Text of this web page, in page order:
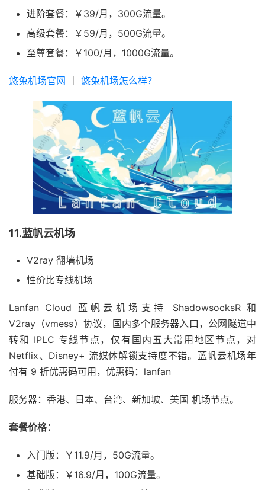
进阶套餐：￥39/月，300G流量。
高级套餐：￥59/月，500G流量。
至尊套餐：￥100/月，1000G流量。
悠兔机场官网 悠兔机场怎么样？
11.蓝帆云机场
V2ray 翻墙机场
性价比专线机场
Lanfan Cloud 蓝帆云机场支持 ShadowsocksR 和
V2ray（vmess）协议，国内多个服务器入口，公网隧道中
转和 IPLC 专线节点，仅有国内五大常用地区节点，对
Netflix、Disney+ 流媒体解锁支持度不错。蓝帆云机场年
付有 9 折优惠码可用，优惠码：lanfan
服务器：香港、日本、台湾、新加坡、美国 机场节点。
套餐价格：
入门版：￥11.9/月，50G流量。
基础版：￥16.9/月，100G流量。